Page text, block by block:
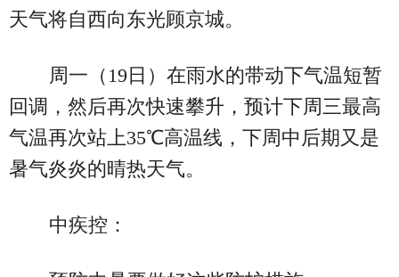
天气将自西向东光顾京城。
周一（19日）在雨水的带动下气温短暂
回调，然后再次快速攀升，预计下周三最高
气温再次站上35℃高温线，下周中后期又是
暑气炎炎的晴热天气。
中疾控：